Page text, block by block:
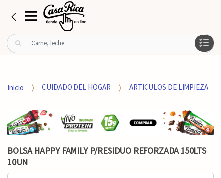
B
u
rInicio CUIDADO DEL HOGAR ARTICULOS DE LIMPIEZA
BOLSA HAPPY FAMILY P/RESIDUO REFORZADA 150LTS
10UN